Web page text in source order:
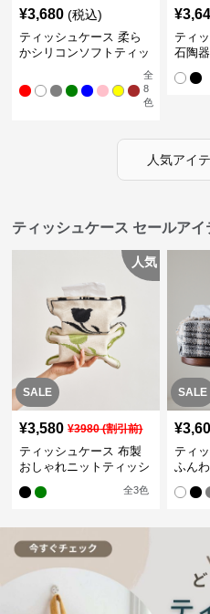
¥3,680 (税込)
ティッシュケース 柔ら
かシリコンソフトティッ
全
8
色
¥
ティ
石陶
人気アイ
ティッシュケース セールアイ
SALE
人気
¥3,580 ¥3980(割引前)
ティッシュケース 布製
おしゃれニットティッシ
全3色
SALE
¥
ティ
ふん